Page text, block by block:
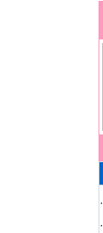
·
·